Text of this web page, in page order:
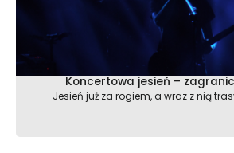
Koncertowa jesień –
Jesień już za rogiem, a wraz z nią